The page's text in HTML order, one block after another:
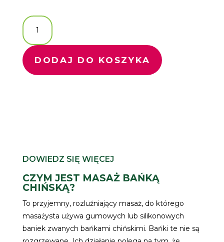
ilość
Masaż
bańką
chińską
DODAJ DO KOSZYKA
DOWIEDZ SIĘ WIĘCEJ
CZYM JEST MASAŻ BAŃKĄ
CHIŃSKĄ?
To przyjemny, rozluźniający masaż, do którego
masażysta używa gumowych lub silikonowych
baniek zwanych bańkami chińskimi. Bańki te nie są